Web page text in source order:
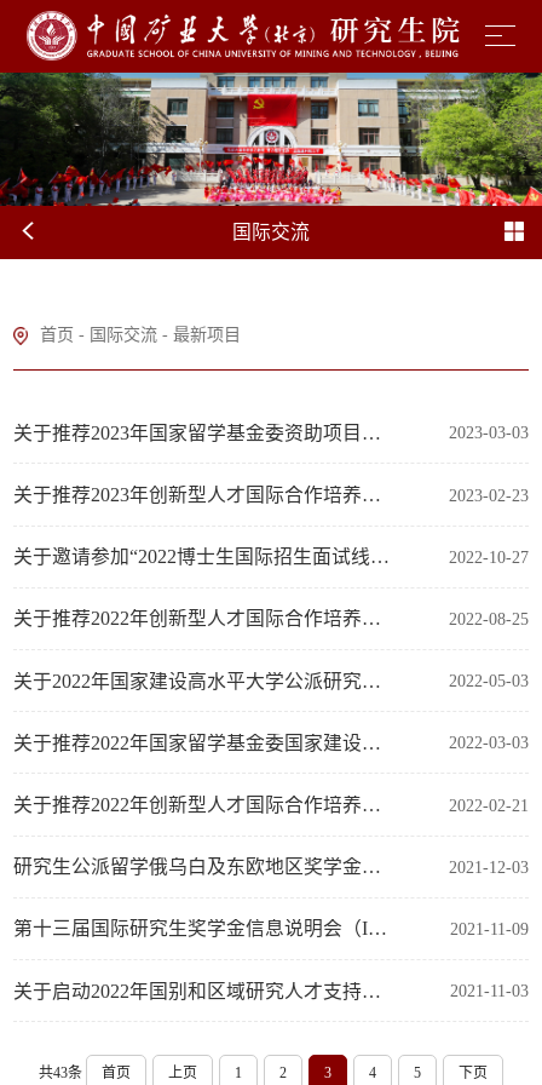
国际交流
首页 - 国际交流 -最新项目
关于推荐2023年国家留学基金委资助项目攻读博士学位研究生名单公示 2023-03-03
关于推荐2023年创新型人才国际合作培养项目第一批出国留学人员申报的公示名单 2023-02-23
关于邀请参加“2022博士生国际招生面试线上交流会 / PhD Workshop China 2022-Virtual Event”的通知 2022-10-27
关于推荐2022年创新型人才国际合作培养项目第二批留学人员的公示名单 2022-08-25
关于2022年国家建设高水平大学公派研究生项目联合培养博士研究生初选公示 2022-05-03
关于推荐2022年国家留学基金委国家建设高水平大学公派研究生项目攻读博士学位研究生的公示名单 2022-03-03
关于推荐2022年创新型人才国际合作培养项目第一批留学人员的公示名单 2022-02-21
研究生公派留学俄乌白及东欧地区奖学金专场宣讲预告 2021-12-03
第十三届国际研究生奖学金信息说明会（IGSF）即将开启 2021-11-09
关于启动2022年国别和区域研究人才支持计划（项目制）遴选工作的通知 2021-11-03
共43条 首页 上页 1 2 3 4 5 下页